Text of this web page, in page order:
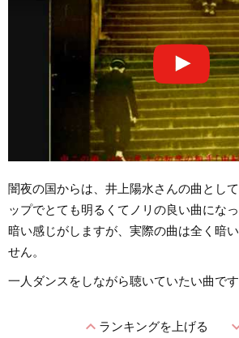
闇夜の国からは、井上陽水さんの曲とし
ップでとても明るくてノリの良い曲にな
暗い感じがしますが、実際の曲は全く暗
せん。
一人ダンスをしながら聴いていたい曲で
expand_lessランキングを上げる